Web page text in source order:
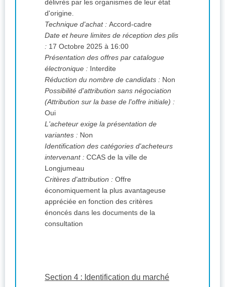
délivrés par les organismes de leur état
d'origine.
Technique d'achat : Accord-cadre
Date et heure limites de réception des plis
: 17 Octobre 2025 à 16:00
Présentation des offres par catalogue
électronique : Interdite
Réduction du nombre de candidats : Non
Possibilité d'attribution sans négociation
(Attribution sur la base de l'offre initiale) :
Oui
L'acheteur exige la présentation de
variantes : Non
Identification des catégories d'acheteurs
intervenant : CCAS de la ville de
Longjumeau
Critères d'attribution : Offre
économiquement la plus avantageuse
appréciée en fonction des critères
énoncés dans les documents de la
consultation
Section 4 : Identification du marché